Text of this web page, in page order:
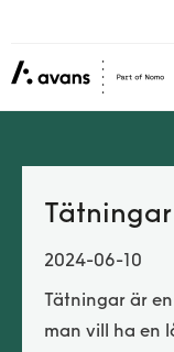
2024-06-10
Tätningar är
man vill ha en